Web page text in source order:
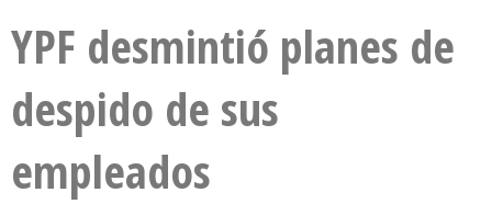
YPF desmintió planes de
despido de sus
empleados